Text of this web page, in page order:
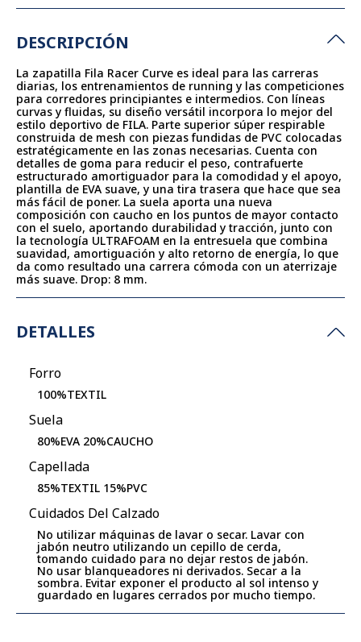
DESCRIPCIÓN
La zapatilla Fila Racer Curve es ideal para las carreras
diarias, los entrenamientos de running y las competiciones
para corredores principiantes e intermedios. Con líneas
curvas y fluidas, su diseño versátil incorpora lo mejor del
estilo deportivo de FILA. Parte superior súper respirable
construida de mesh con piezas fundidas de PVC colocadas
estratégicamente en las zonas necesarias. Cuenta con
detalles de goma para reducir el peso, contrafuerte
estructurado amortiguador para la comodidad y el apoyo,
plantilla de EVA suave, y una tira trasera que hace que sea
más fácil de poner. La suela aporta una nueva
composición con caucho en los puntos de mayor contacto
con el suelo, aportando durabilidad y tracción, junto con
la tecnología ULTRAFOAM en la entresuela que combina
suavidad, amortiguación y alto retorno de energía, lo que
da como resultado una carrera cómoda con un aterrizaje
más suave. Drop: 8 mm.
DETALLES
Forro
100%TEXTIL
Suela
80%EVA 20%CAUCHO
Capellada
85%TEXTIL 15%PVC
Cuidados Del Calzado
No utilizar máquinas de lavar o secar. Lavar con
jabón neutro utilizando un cepillo de cerda,
tomando cuidado para no dejar restos de jabón.
No usar blanqueadores ni derivados. Secar a la
sombra. Evitar exponer el producto al sol intenso y
guardado en lugares cerrados por mucho tiempo.